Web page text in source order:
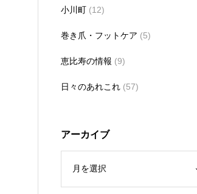
小川町 (12)
巻き爪・フットケア (5)
恵比寿の情報 (9)
日々のあれこれ (57)
アーカイブ